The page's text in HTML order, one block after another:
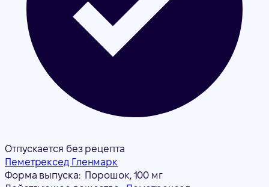
Отпускается без рецепта
Пеметрексед Гленмарк
Форма выпуска: Порошок, 100 мг